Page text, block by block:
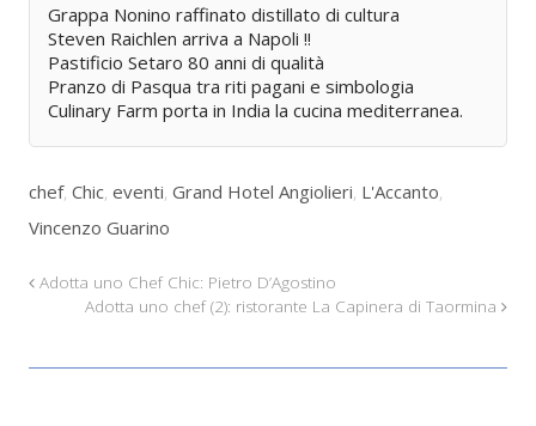
Grappa Nonino raffinato distillato di cultura
Steven Raichlen arriva a Napoli !!
Pastificio Setaro 80 anni di qualità
Pranzo di Pasqua tra riti pagani e simbologia
Culinary Farm porta in India la cucina mediterranea.
chef,Chic,eventi,Grand Hotel Angiolieri, L'Accanto,
Vincenzo Guarino
Adotta uno Chef Chic: Pietro D’Agostino
Adotta uno chef (2): ristorante La Capinera di Taormina